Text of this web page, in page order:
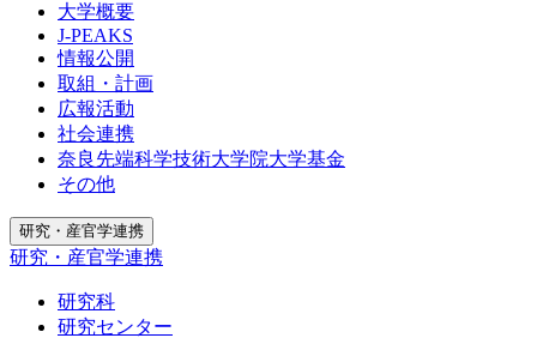
大学概要
J-PEAKS
情報公開
取組・計画
広報活動
社会連携
奈良先端科学技術大学院大学基金
その他
研究・産官学連携
研究・産官学連携
研究科
研究センター